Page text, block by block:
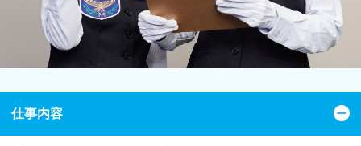
仕事内容